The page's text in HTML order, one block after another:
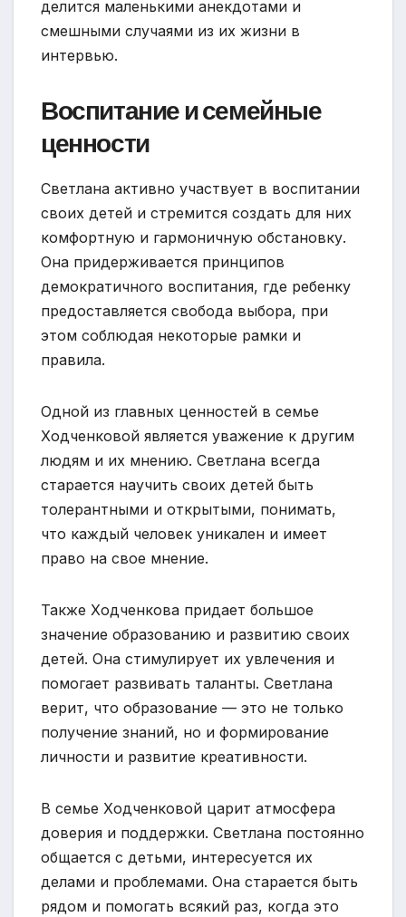
делится маленькими анекдотами и
смешными случаями из их жизни в
интервью.
Воспитание и семейные
ценности
Светлана активно участвует в воспитании
своих детей и стремится создать для них
комфортную и гармоничную обстановку.
Она придерживается принципов
демократичного воспитания, где ребенку
предоставляется свобода выбора, при
этом соблюдая некоторые рамки и
правила.
Одной из главных ценностей в семье
Ходченковой является уважение к другим
людям и их мнению. Светлана всегда
старается научить своих детей быть
толерантными и открытыми, понимать,
что каждый человек уникален и имеет
право на свое мнение.
Также Ходченкова придает большое
значение образованию и развитию своих
детей. Она стимулирует их увлечения и
помогает развивать таланты. Светлана
верит, что образование — это не только
получение знаний, но и формирование
личности и развитие креативности.
В семье Ходченковой царит атмосфера
доверия и поддержки. Светлана постоянно
общается с детьми, интересуется их
делами и проблемами. Она старается быть
рядом и помогать всякий раз, когда это